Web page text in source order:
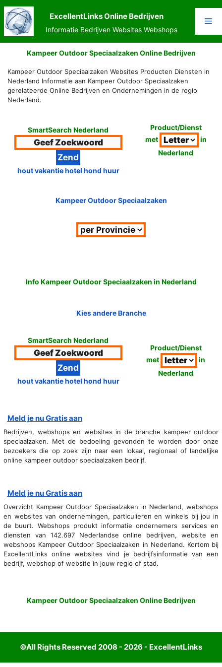
Ga
naar
de
inhoud
ExcellentLinks Online Bedrijven
Informatie Bedrijven Websites Webshops
Kampeer Outdoor Speciaalzaken Online Bedrijven
Kampeer Outdoor Speciaalzaken Websites Producten Diensten in
Nederland Informatie aan Kampeer Outdoor Speciaalzaken
gerelateerde Online Bedrijven en Ondernemingen in de regio
Nederland.
SmartSearch Nederland
hout vakantie hotel hond huur
Product/Dienst
met
in
Nederland
Kampeer Outdoor Speciaalzaken
Info Kampeer Outdoor Speciaalzaken in Nederland
Kies andere Branche
SmartSearch Nederland
hout vakantie hotel hond huur
Product/Dienst
met
in
Nederland
Meld je nu Gratis aan
Bedrijven, webshops en websites in de branche kampeer outdoor
speciaalzaken. Met de bedoeling gevonden te worden door onze
bezoekers die op zoek zijn naar een lokaal, regionaal of landelijke
online kampeer outdoor speciaalzaken bedrijf.
Meld je nu Gratis aan
Overzicht Kampeer Outdoor Speciaalzaken in Nederland, webshops
en websites van ondernemingen, particulieren en winkels bij jou in
de buurt. Webshops produkt informatie ondernemers services en
diensten van 142.697 Nederlandse online bedrijven, website en
webshops Kampeer Outdoor Speciaalzaken in Nederland. Kortom bij
ExcellentLinks online websites vind je bedrijfsinformatie van een
bedrijf, webshop of website in jouw regio of stad.
Kampeer Outdoor Speciaalzaken Online Bedrijven
©All Rights Reserved 2008 - 2026 - ExcellentLinks